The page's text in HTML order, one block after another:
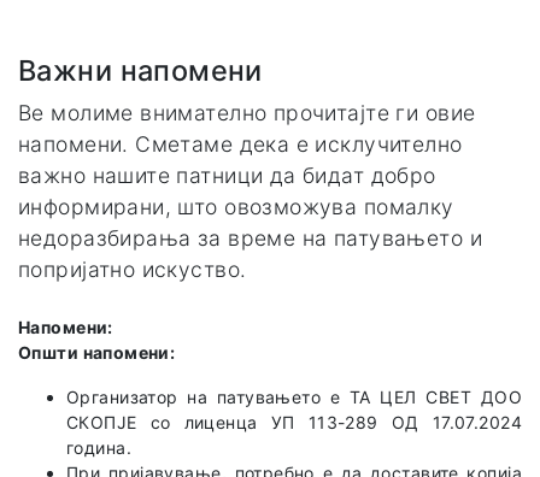
Важни напомени
Ве молиме внимателно прочитајте ги овие
напомени. Сметаме дека е исклучително
важно нашите патници да бидат добро
информирани, што овозможува помалку
недоразбирања за време на патувањето и
попријатно искуство.
Напомени:
Општи напомени:
Организатор на патувањето е TA ЦЕЛ СВЕТ ДОО
СКОПЈЕ со лиценца УП 113-289 ОД 17.07.2024
година.
При пријавување, потребно е да доставите копија